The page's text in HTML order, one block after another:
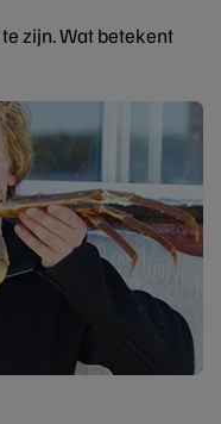
zijn. Wat betekent